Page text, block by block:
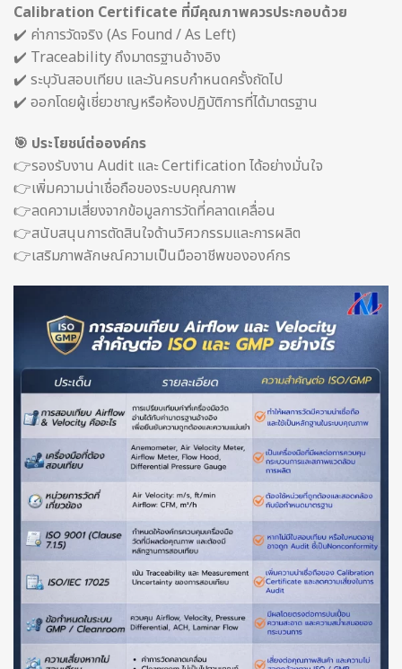
Calibration Certificate ที่มีคุณภาพควรประกอบด้วย
✔️ ค่าการวัดจริง (As Found / As Left)
✔️ Traceability ถึงมาตรฐานอ้างอิง
✔️ ระบุวันสอบเทียบ และวันครบกำหนดครั้งถัดไป
✔️ ออกโดยผู้เชี่ยวชาญหรือห้องปฏิบัติการที่ได้มาตรฐาน
🎯 ประโยชน์ต่อองค์กร
👉รองรับงาน Audit และ Certification ได้อย่างมั่นใจ
👉เพิ่มความน่าเชื่อถือของระบบคุณภาพ
👉ลดความเสี่ยงจากข้อมูลการวัดที่คลาดเคลื่อน
👉สนับสนุนการตัดสินใจด้านวิศวกรรมและการผลิต
👉เสริมภาพลักษณ์ความเป็นมืออาชีพขององค์กร